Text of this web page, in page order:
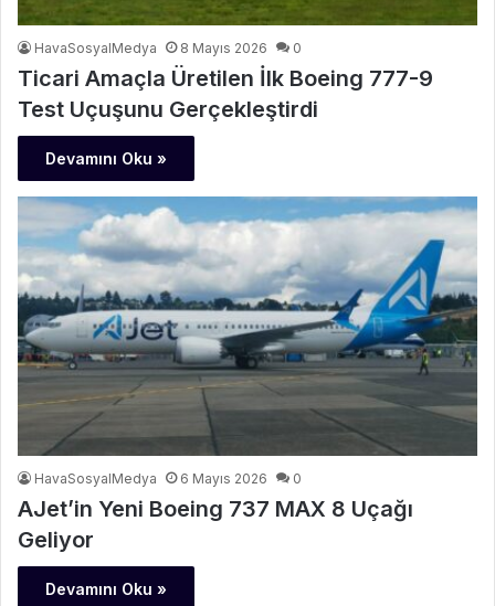
HavaSosyalMedya 8 Mayıs 2026 0
Ticari Amaçla Üretilen İlk Boeing 777-9
Test Uçuşunu Gerçekleştirdi
Devamını Oku »
HavaSosyalMedya 6 Mayıs 2026 0
AJet’in Yeni Boeing 737 MAX 8 Uçağı
Geliyor
Devamını Oku »